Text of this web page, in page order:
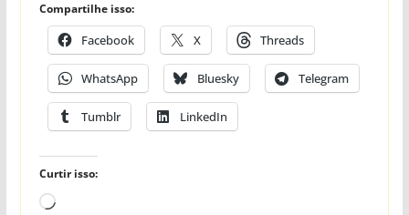
Compartilhe isso:
Facebook X Threads
WhatsApp Bluesky Telegram
Tumblr LinkedIn
Curtir isso:
Carregando...